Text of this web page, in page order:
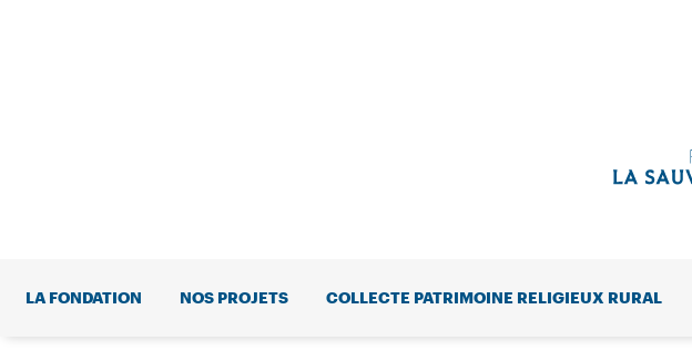
LA FONDATION NOS PROJETS COLLECTE PATRIMOINE RELIGIEUX RURAL